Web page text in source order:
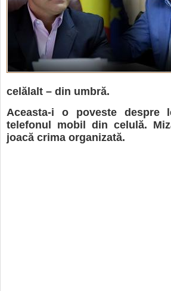
celălalt – din umbră.
Aceasta-i o poveste despre
telefonul mobil din celulă.
joacă crima organizată.